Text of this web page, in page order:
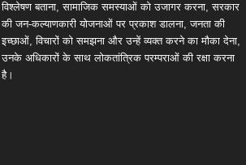
विश्लेषण बताना, सामाजिक समस्याओं को उजागर करना, सरकार
की जन-कल्याणकारी योजनाओं पर प्रकाश डालना, जनता की
इच्छाओं, विचारों को समझना और उन्हें व्यक्त करने का मौका देना,
उनके अधिकारों के साथ लोकतांत्रिक परम्पराओं की रक्षा करना
है।